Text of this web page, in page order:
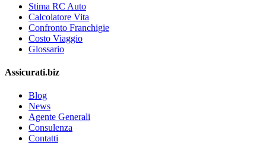
Stima RC Auto
Calcolatore Vita
Confronto Franchigie
Costo Viaggio
Glossario
Assicurati.biz
Blog
News
Agente Generali
Consulenza
Contatti